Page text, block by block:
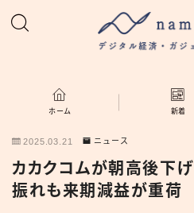
ホーム
新着
ホーム 新着
2025.03.21 ニュース
カカクコムが朝高後下
振れも来期減益が重荷